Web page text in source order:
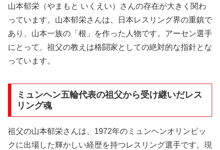
山本郁栄（やまもと いくえい）さんの存在が大きく関わ
っています。山本郁栄さんは、日本レスリング界の重鎮で
あり、山本一族の「根」を作った人物です。アーセン選手
にとって、祖父の教えは格闘家としての絶対的な指針とな
っています。
ミュンヘン五輪代表の祖父から受け継いだレス
リング魂
祖父の山本郁栄さんは、1972年のミュンヘンオリンピッ
クに出場した輝かしい経歴を持つレスリング選手です。現